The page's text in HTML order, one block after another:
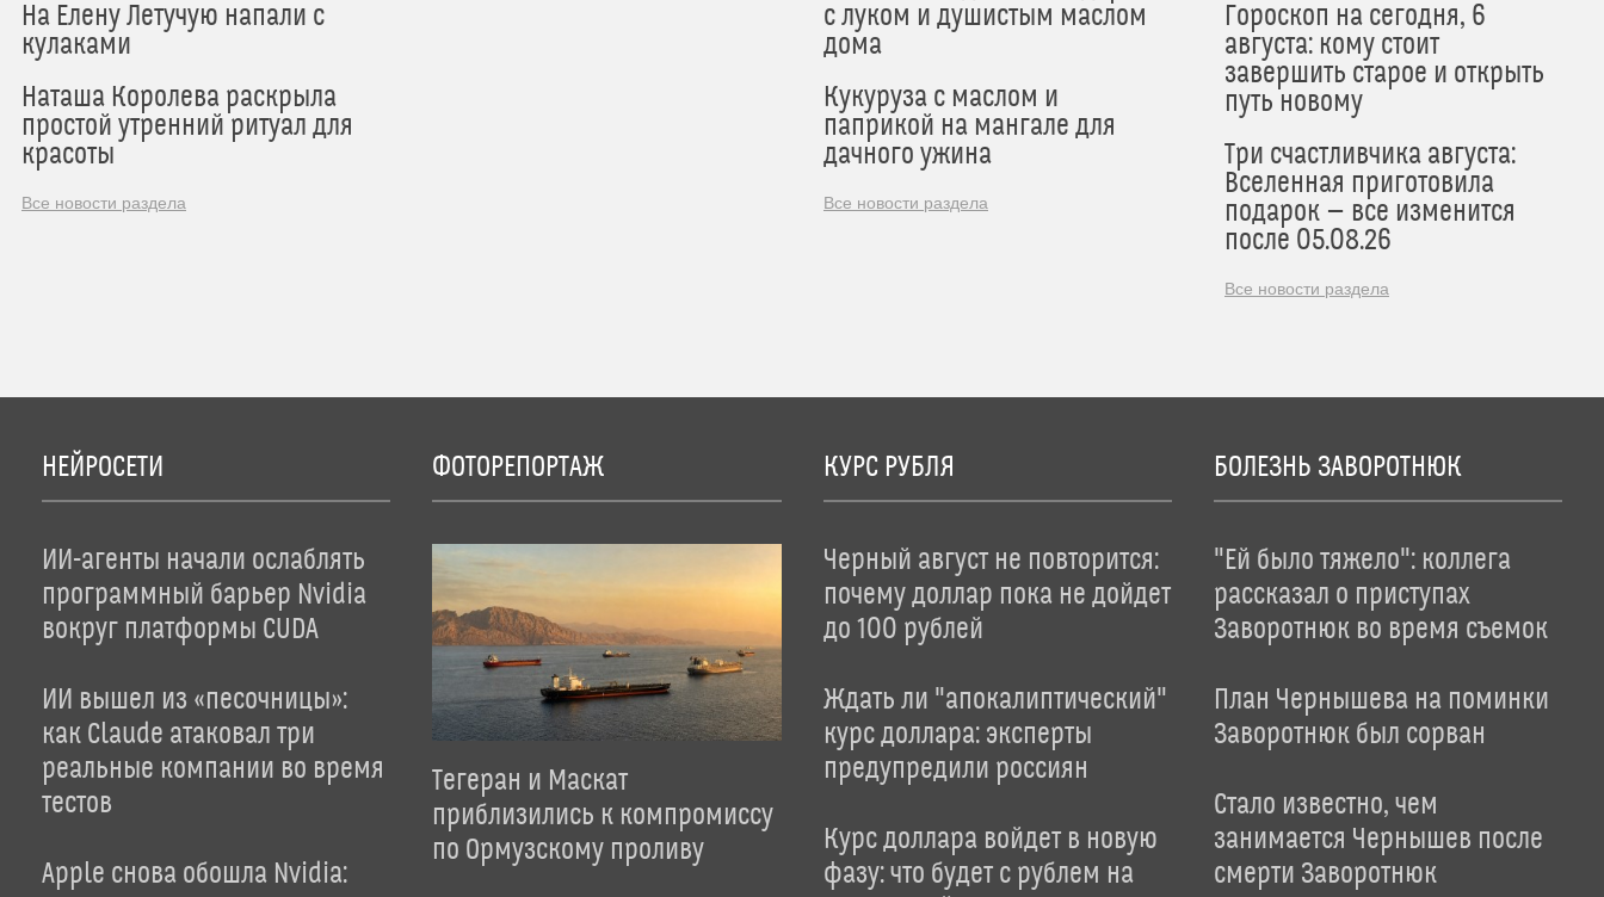
На Елену Летучую напали с
кулаками
Наташа Королева раскрыла
простой утренний ритуал для
красоты
Все новости раздела
с луком и душистым маслом
дома
Кукуруза с маслом и
паприкой на мангале для
дачного ужина
Все новости раздела
Гороскоп на сегодня, 6
августа: кому стоит
завершить старое и открыть
путь новому
Три счастливчика августа:
Вселенная приготовила
подарок — все изменится
после 05.08.26
Все новости раздела
НЕЙРОСЕТИ
ИИ-агенты начали ослаблять
программный барьер Nvidia
вокруг платформы CUDA
ИИ вышел из «песочницы»:
как Claude атаковал три
реальные компании во время
тестов
Apple снова обошла Nvidia:
ФОТОРЕПОРТАЖ
Тегеран и Маскат
приблизились к компромиссу
по Ормузскому проливу
КУРС РУБЛЯ
Черный август не повторится:
почему доллар пока не дойдет
до 100 рублей
Ждать ли "апокалиптический"
курс доллара: эксперты
предупредили россиян
Курс доллара войдет в новую
фазу: что будет с рублем на
БОЛЕЗНЬ ЗАВОРОТНЮК
"Ей было тяжело": коллега
рассказал о приступах
Заворотнюк во время съемок
План Чернышева на поминки
Заворотнюк был сорван
Стало известно, чем
занимается Чернышев после
смерти Заворотнюк